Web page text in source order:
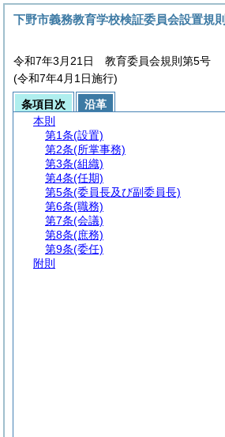
下野市義務教育学校検証委員会設置規則
令和7年3月21日 教育委員会規則第5号
(令和7年4月1日施行)
条項目次
沿革
本則
第1条(設置)
第2条(所掌事務)
第3条(組織)
第4条(任期)
第5条(委員長及び副委員長)
第6条(職務)
第7条(会議)
第8条(庶務)
第9条(委任)
附則